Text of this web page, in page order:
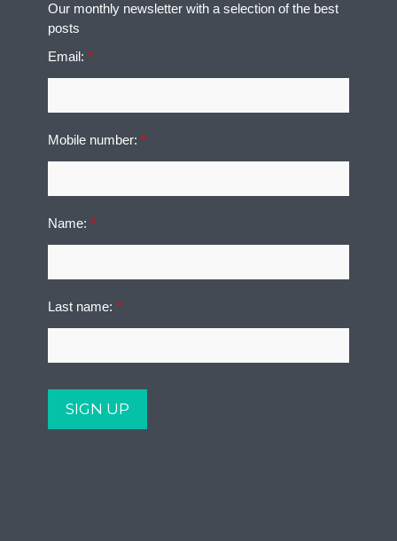
Our monthly newsletter with a selection of the best
posts
Email:*
Mobile number:*
Name:*
Last name:*